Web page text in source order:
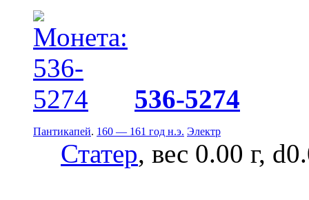
536-5274
Пантикапей. 160 — 161 год н.э. Электр
Статер, вес 0.00 г,